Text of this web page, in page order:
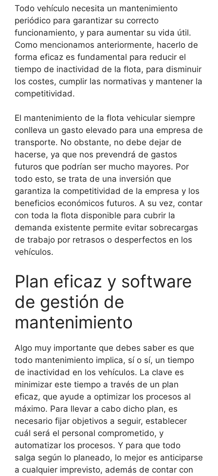
Todo vehículo necesita un mantenimiento
periódico para garantizar su correcto
funcionamiento, y para aumentar su vida útil.
Como mencionamos anteriormente, hacerlo de
forma eficaz es fundamental para reducir el
tiempo de inactividad de la flota, para disminuir
los costes, cumplir las normativas y mantener la
competitividad.
El mantenimiento de la flota vehicular siempre
conlleva un gasto elevado para una empresa de
transporte. No obstante, no debe dejar de
hacerse, ya que nos prevendrá de gastos
futuros que podrían ser mucho mayores. Por
todo esto, se trata de una inversión que
garantiza la competitividad de la empresa y los
beneficios económicos futuros. A su vez, contar
con toda la flota disponible para cubrir la
demanda existente permite evitar sobrecargas
de trabajo por retrasos o desperfectos en los
vehículos.
Plan eficaz y software
de gestión de
mantenimiento
Algo muy importante que debes saber es que
todo mantenimiento implica, sí o sí, un tiempo
de inactividad en los vehículos. La clave es
minimizar este tiempo a través de un plan
eficaz, que ayude a optimizar los procesos al
máximo. Para llevar a cabo dicho plan, es
necesario fijar objetivos a seguir, establecer
cuál será el personal comprometido, y
automatizar los procesos. Y para que todo
salga según lo planeado, lo mejor es anticiparse
a cualquier imprevisto, además de contar con